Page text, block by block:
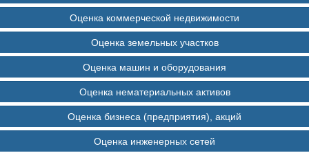
Оценка коммерческой недвижимости
Оценка земельных участков
Оценка машин и оборудования
Оценка нематериальных активов
Оценка бизнеса (предприятия), акций
Оценка инженерных сетей